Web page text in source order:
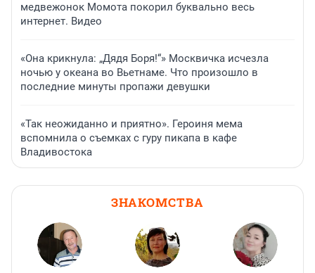
медвежонок Момота покорил буквально весь
интернет. Видео
«Она крикнула: „Дядя Боря!“» Москвичка исчезла
ночью у океана во Вьетнаме. Что произошло в
последние минуты пропажи девушки
«Так неожиданно и приятно». Героиня мема
вспомнила о съемках с гуру пикапа в кафе
Владивостока
ЗНАКОМСТВА